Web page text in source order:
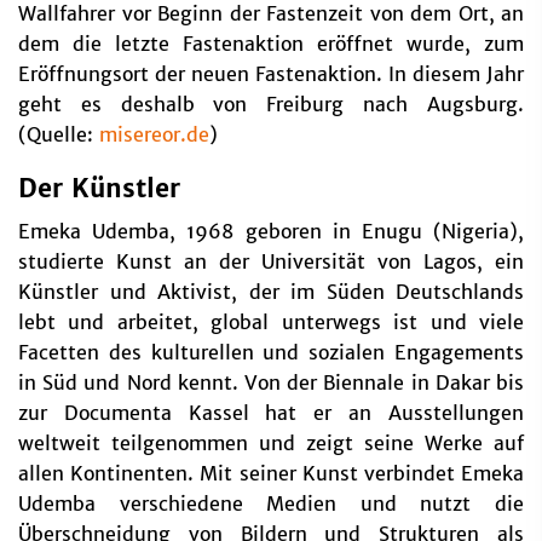
Wallfahrer vor Beginn der Fastenzeit von dem Ort, an
dem die letzte Fastenaktion eröffnet wurde, zum
Eröffnungsort der neuen Fastenaktion. In diesem Jahr
geht es deshalb von Freiburg nach Augsburg.
(Quelle: misereor.de)
Der Künstler
Emeka Udemba, 1968 geboren in Enugu (Nigeria),
studierte Kunst an der Universität von Lagos, ein
Künstler und Aktivist, der im Süden Deutschlands
lebt und arbeitet, global unterwegs ist und viele
Facetten des kulturellen und sozialen Engagements
in Süd und Nord kennt. Von der Biennale in Dakar bis
zur Documenta Kassel hat er an Ausstellungen
weltweit teilgenommen und zeigt seine Werke auf
allen Kontinenten. Mit seiner Kunst verbindet Emeka
Udemba verschiedene Medien und nutzt die
Überschneidung von Bildern und Strukturen als